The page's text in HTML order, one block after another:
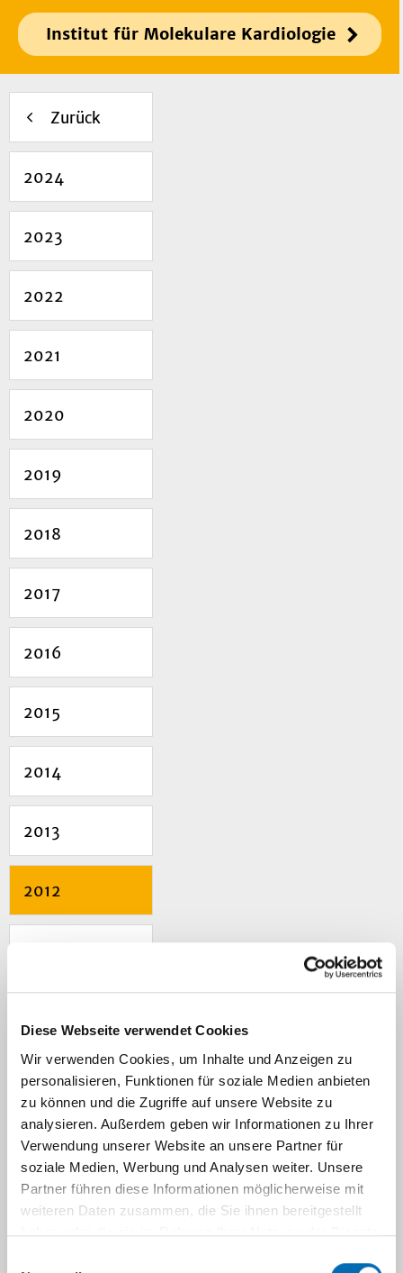
Diese Webseite verwendet Cookies
Wir verwenden Cookies, um Inhalte und Anzeigen zu
personalisieren, Funktionen für soziale Medien anbieten
zu können und die Zugriffe auf unsere Website zu
analysieren. Außerdem geben wir Informationen zu Ihrer
Verwendung unserer Website an unsere Partner für
soziale Medien, Werbung und Analysen weiter. Unsere
Partner führen diese Informationen möglicherweise mit
weiteren Daten zusammen, die Sie ihnen bereitgestellt
haben oder die sie im Rahmen Ihrer Nutzung der Dienste
Institut für Molekulare Kardiologie
Zurück
2024
2023
2022
2021
2020
2019
2018
2017
2016
2015
2014
2013
2012
2009
2008
2007